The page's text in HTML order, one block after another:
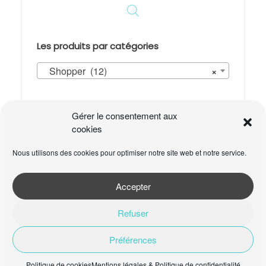
Gérer le consentement aux
cookies
Nous utilisons des cookies pour optimiser notre site web et notre service.
Accepter
Refuser
Préférences
Les produits par catégories
×
Shopper (12)
Votre panier est vide.
ADA - Allures d'Ailleurs © 2026
Mentions légales & Politique de
confidentialité